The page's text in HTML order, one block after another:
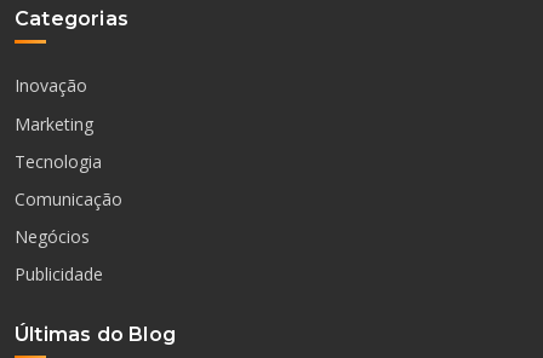
Categorias
Inovação
Marketing
Tecnologia
Comunicação
Negócios
Publicidade
Últimas do Blog